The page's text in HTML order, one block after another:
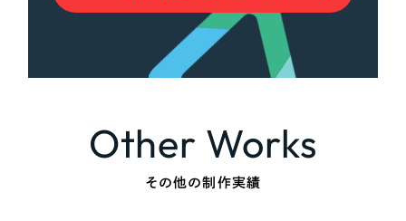
Other Works
その他の制作実績